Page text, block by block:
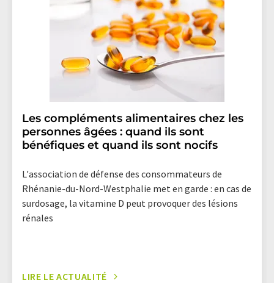
Les compléments alimentaires chez les
personnes âgées : quand ils sont
bénéfiques et quand ils sont nocifs
L'association de défense des consommateurs de
Rhénanie-du-Nord-Westphalie met en garde : en cas de
surdosage, la vitamine D peut provoquer des lésions
rénales
LIRE LE ACTUALITÉ